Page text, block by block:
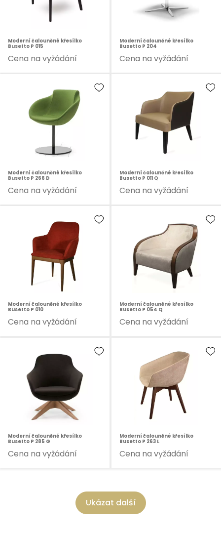
Moderní čalouněné křesílko
Busetto P 015
Cena na vyžádání
Moderní čalouněné křesílko
Busetto P 204
Cena na vyžádání
Moderní čalouněné křesílko
Busetto P 266 D
Cena na vyžádání
Moderní čalouněné křesílko
Busetto P 011 Q
Cena na vyžádání
Moderní čalouněné křesílko
Busetto P 010
Cena na vyžádání
Moderní čalouněné křesílko
Busetto P 054 Q
Cena na vyžádání
Moderní čalouněné křesílko
Busetto P 285 G
Cena na vyžádání
Moderní čalouněné křesílko
Busetto P 263 L
Cena na vyžádání
Ukázat další